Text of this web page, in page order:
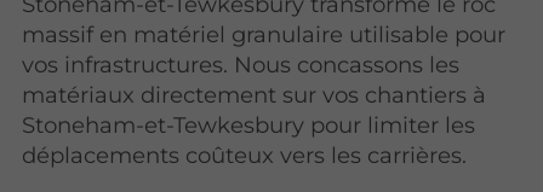
massif en matériel granulaire utilisable pour
vos infrastructures. Nous concassons les
matériaux directement sur vos chantiers à
Stoneham-et-Tewkesbury pour limiter les
déplacements coûteux vers les carrières.